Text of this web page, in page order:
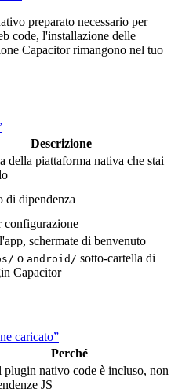
preparato necessario per
code, l'installazione delle
Capacitor rimangono nel tuo
Descrizione
della piattaforma nativa che stai
di dipendenza
configurazione
schermate di benvenuto
o android/ sotto-cartella di
Capacitor
caricato”
Perché
plugin nativo code è incluso, non
JS